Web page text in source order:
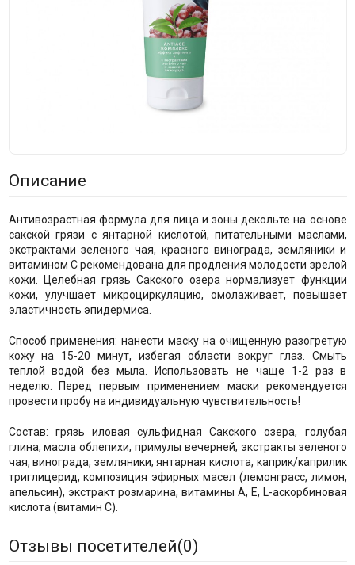
Описание
Антивозрастная формула для лица и зоны декольте на основе
сакской грязи с янтарной кислотой, питательными маслами,
экстрактами зеленого чая, красного винограда, земляники и
витамином С рекомендована для продления молодости зрелой
кожи. Целебная грязь Сакского озера нормализует функции
кожи, улучшает микроциркуляцию, омолаживает, повышает
эластичность эпидермиса.
Способ применения: нанести маску на очищенную разогретую
кожу на 15-20 минут, избегая области вокруг глаз. Смыть
теплой водой без мыла. Использовать не чаще 1-2 раз в
неделю. Перед первым применением маски рекомендуется
провести пробу на индивидуальную чувствительность!
Состав: грязь иловая сульфидная Сакского озера, голубая
глина, масла облепихи, примулы вечерней; экстракты зеленого
чая, винограда, земляники; янтарная кислота, каприк/каприлик
триглицерид, композиция эфирных масел (лемонграсс, лимон,
апельсин), экстракт розмарина, витамины А, Е, L-аскорбиновая
кислота (витамин С).
Отзывы посетителей(0)